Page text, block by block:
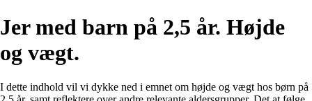
Jer med barn på 2,5 år. Højde
og vægt.
I dette indhold vil vi dykke ned i emnet om højde og vægt hos børn på